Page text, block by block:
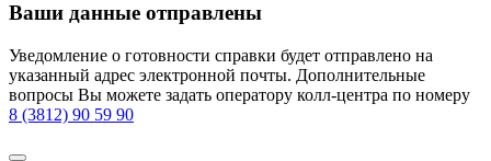
Ваши данные отправлены
Уведомление о готовности справки будет отправлено на
указанный адрес электронной почты. Дополнительные
вопросы Вы можете задать оператору колл-центра по номеру
8 (3812) 90 59 90